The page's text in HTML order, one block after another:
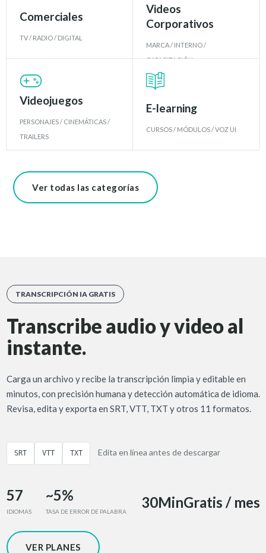
Comerciales
TV / RADIO / DIGITAL
Videos
Corporativos
MARCA / INTERNO /
CAPACITACIÓN
Videojuegos
PERSONAJES / CINEMÁTICAS /
TRAILERS
E-learning
CURSOS / MÓDULOS / VOZ UI
Ver todas las categorías
TRANSCRIPCIÓN IA GRATIS
Transcribe audio y video al
instante.
Carga un archivo y recibe la transcripción limpia y editable en
minutos, con precisión humana y detección automática de idioma.
Revisa, edita y exporta en SRT, VTT, TXT y otros 11 formatos.
SRT VTT TXT Edita en línea antes de descargar
57
IDIOMAS
~5%
TASA DE ERROR DE PALABRA
30MinGratis / mes
VER PLANES